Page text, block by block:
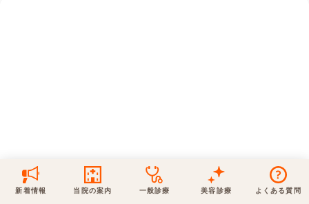
新着情報 当院の案内 一般診療 美容診療 よくある質問